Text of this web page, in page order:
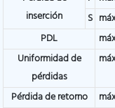
inserción
S
PDL
Uniformidad de
pérdidas
Pérdida de retorno